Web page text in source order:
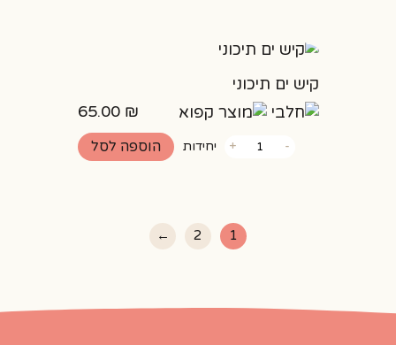
קיש ים תיכוני
65.00 ₪
-של
+ יחידות הוספה לסל
1
2
←